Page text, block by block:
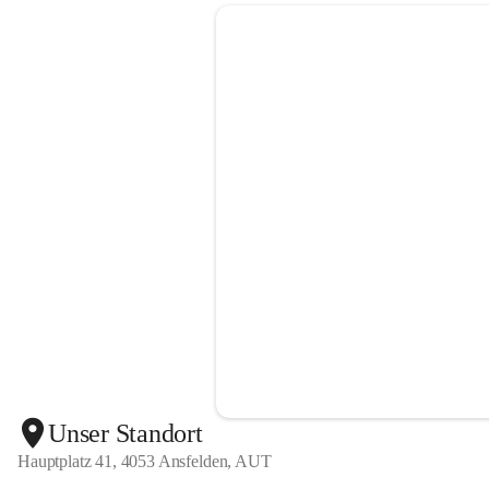
Unser Standort
Hauptplatz 41, 4053 Ansfelden, AUT